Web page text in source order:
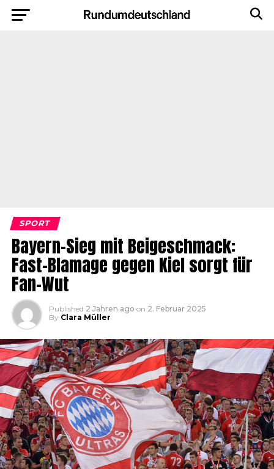
SPORT
Bayern-Sieg mit Beigeschmack:
Fast-Blamage gegen Kiel sorgt für
Fan-Wut
Published 2 Jahren ago on 2. Februar 2025
By Clara Müller